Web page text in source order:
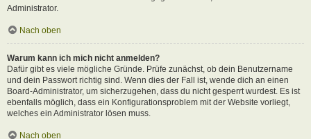
Administrator.
Nach oben
Warum kann ich mich nicht anmelden?
Dafür gibt es viele mögliche Gründe. Prüfe zunächst, ob dein Benutzername
und dein Passwort richtig sind. Wenn dies der Fall ist, wende dich an einen
Board-Administrator, um sicherzugehen, dass du nicht gesperrt wurdest. Es ist
ebenfalls möglich, dass ein Konfigurationsproblem mit der Website vorliegt,
welches ein Administrator lösen muss.
Nach oben